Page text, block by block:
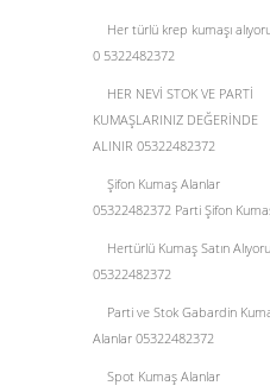
Her türlü krep kumaşı
0 5322482372
HER NEVİ STOK VE PARTİ
KUMAŞLARINIZ DEĞERİNDE
ALINIR 05322482372
Şifon Kumaş Alanlar
05322482372 Parti Şifon
Hertürlü Kumaş Satın
05322482372
Parti ve Stok Gabardin
Alanlar 05322482372
Spot Kumaş Alanlar